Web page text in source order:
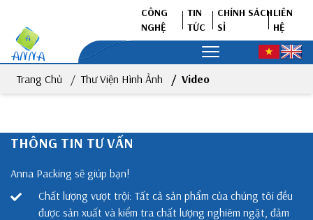
CÔNG
NGHỆ
TIN
TỨC
CHÍNH SÁCH
SỈ
LIÊN
HỆ
Trang Chủ Thư Viện Hình Ảnh Video
THÔNG TIN TƯ VẤN
Anna Packing sẽ giúp bạn!
Chất lượng vượt trội: Tất cả sản phẩm của chúng tôi đều
được sản xuất và kiểm tra chất lượng nghiêm ngặt, đảm